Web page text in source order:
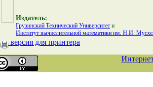
Издатель:
Грузинский Технический Университет и
Институт вычислительной математики им. Н.И.
версия для принтера